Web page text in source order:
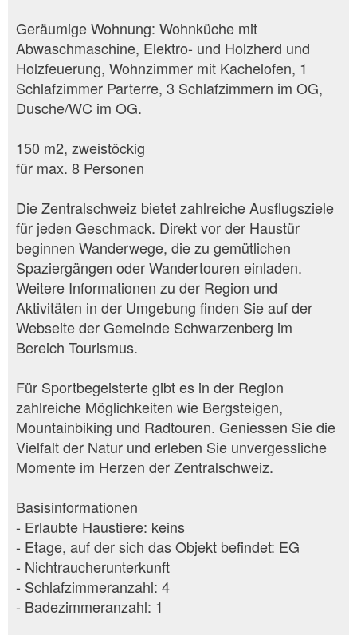
Geräumige Wohnung: Wohnküche mit
Abwaschmaschine, Elektro- und Holzherd und
Holzfeuerung, Wohnzimmer mit Kachelofen, 1
Schlafzimmer Parterre, 3 Schlafzimmern im OG,
Dusche/WC im OG.
150 m2, zweistöckig
für max. 8 Personen
Die Zentralschweiz bietet zahlreiche Ausflugsziele
für jeden Geschmack. Direkt vor der Haustür
beginnen Wanderwege, die zu gemütlichen
Spaziergängen oder Wandertouren einladen.
Weitere Informationen zu der Region und
Aktivitäten in der Umgebung finden Sie auf der
Webseite der Gemeinde Schwarzenberg im
Bereich Tourismus.
Für Sportbegeisterte gibt es in der Region
zahlreiche Möglichkeiten wie Bergsteigen,
Mountainbiking und Radtouren. Geniessen Sie die
Vielfalt der Natur und erleben Sie unvergessliche
Momente im Herzen der Zentralschweiz.
Basisinformationen
- Erlaubte Haustiere: keins
- Etage, auf der sich das Objekt befindet: EG
- Nichtraucherunterkunft
- Schlafzimmeranzahl: 4
- Badezimmeranzahl: 1